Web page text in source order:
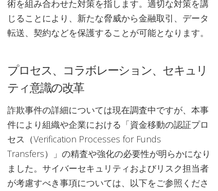
術を組み合わせた対策を指します。適切な対策を講
じることにより、新たな脅威から金融取引、データ
転送、契約などを保護することが可能となります。
プロセス、コラボレーション、セキュリ
ティ意識の改革
詐欺事件の詳細については現在調査中ですが、本事
件により組織や企業における「資金移動の認証プロ
セス（Verification Processes for Funds
Transfers）」の精査や強化の必要性が明らかになり
ました。サイバーセキュリティおよびリスク担当者
が考慮すべき事項については、以下をご参照くださ